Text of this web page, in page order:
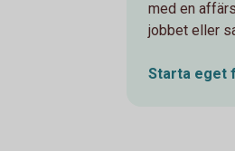
med en
jobbet eller
Starta eget